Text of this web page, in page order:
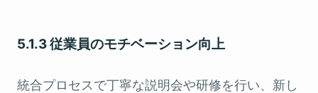
5.1.3 従業員のモチベーション向上
統合プロセスで丁寧な説明会や研修を行い、新し